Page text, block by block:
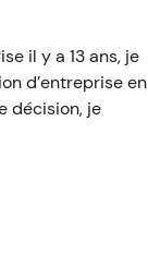
il y a 13 ans, je
d’entreprise en
décision, je